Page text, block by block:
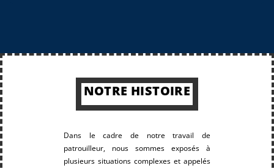
NOTRE HISTOIRE
Dans le cadre de notre travail de
patrouilleur, nous sommes exposés à
plusieurs situations complexes et appelés